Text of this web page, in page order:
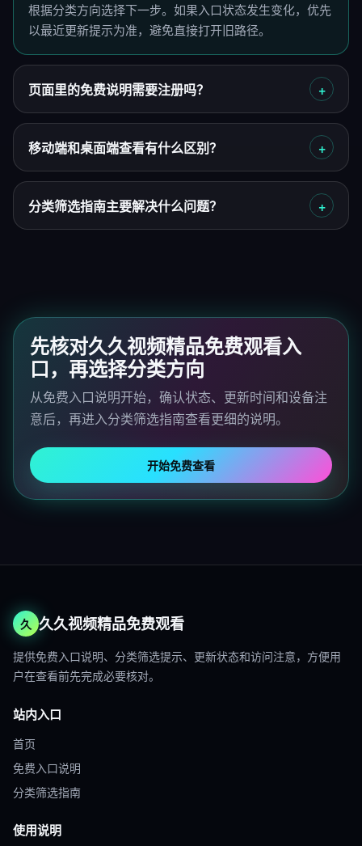
根据分类方向选择下一步。如果入口状态发生变化，优先
以最近更新提示为准，避免直接打开旧路径。
页面里的免费说明需要注册吗？
移动端和桌面端查看有什么区别？
分类筛选指南主要解决什么问题？
先核对久久视频精品免费观看入
口，再选择分类方向
从免费入口说明开始，确认状态、更新时间和设备注
意后，再进入分类筛选指南查看更细的说明。
开始免费查看
久 久久视频精品免费观看
提供免费入口说明、分类筛选提示、更新状态和访问注意，方便用
户在查看前先完成必要核对。
站内入口
首页
免费入口说明
分类筛选指南
使用说明